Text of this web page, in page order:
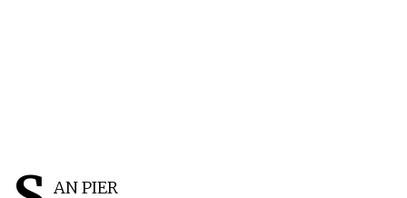
AN PIER